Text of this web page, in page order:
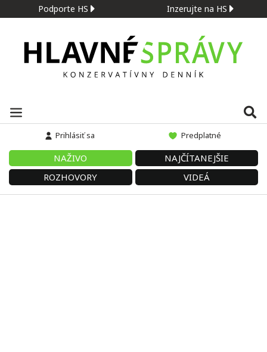
Podporte HS Inzerujte na HS
Prihlásiť sa Predplatné
NAŽIVO
NAJČÍTANEJŠIE
ROZHOVORY
VIDEÁ